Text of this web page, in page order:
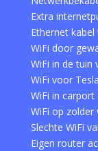
Extra
Ethernet
WiFi door
WiFi in de tuin
WiFi voor
WiFi in
WiFi op zolder
Slechte WiFi
Eigen router